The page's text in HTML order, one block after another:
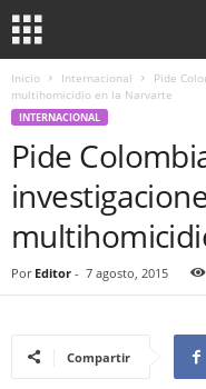
Inicio Internacional
Pide
multihomicidio en la Narvarte
INTERNACIONAL
Pide
Por Editor - 7 agosto, 2015
Compartir